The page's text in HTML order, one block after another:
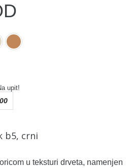
upit!
b5, crni
u teksturi drveta, namenjen